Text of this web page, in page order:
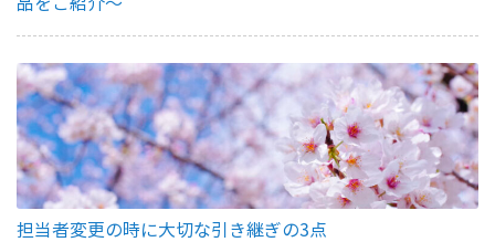
担当者変更の時に大切な引き継ぎの3点